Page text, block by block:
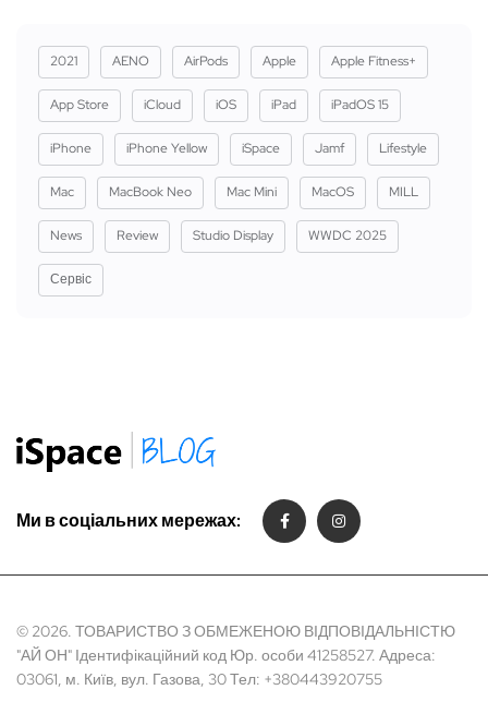
2021 AENO AirPods Apple Apple Fitness+
App Store iCloud iOS iPad iPadOS 15
iPhone iPhone Yellow iSpace Jamf Lifestyle
Mac MacBook Neo Mac Mini MacOS MILL
News Review Studio Display WWDC 2025
Сервіс
Ми в соціальних мережах:
© 2026. ТОВАРИСТВО З ОБМЕЖЕНОЮ ВІДПОВІДАЛЬНІСТЮ
"АЙ ОН" Ідентифікаційний код Юр. особи 41258527. Адреса:
03061, м. Київ, вул. Газова, 30 Тел: +380443920755